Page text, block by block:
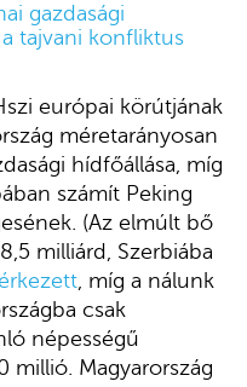
gazdasági
tajvani konfliktus
európai körútjának
méretarányosan
hídfőállása, míg
számít Peking
(Az elmúlt bő
milliárd, Szerbiába
, míg a nálunk
csak
népességű
millió. Magyarország